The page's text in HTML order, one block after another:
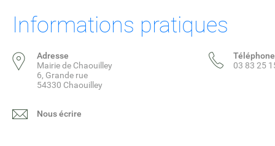
Informations pratiques
Adresse
Mairie de Chaouilley
6, Grande rue
54330 Chaouilley
Nous écrire
Téléphone
03 83 25